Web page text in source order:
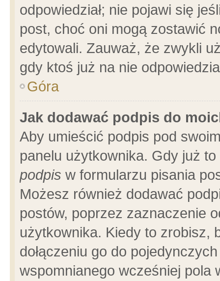
odpowiedział; nie pojawi się
post, choć oni mogą zostawić
edytowali. Zauważ, że zwykli
gdy ktoś już na nie
Góra
Jak dodawać podpis do
Aby umieścić podpis pod
panelu użytkownika. Gdy już
podpis w formularzu pisania
Możesz również dodawać
postów, poprzez zaznaczenie
użytkownika. Kiedy to zrobisz,
dołączeniu go do
wspomnianego wcześniej pola